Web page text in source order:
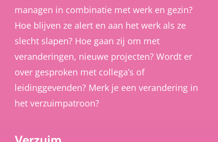
managen in combinatie met werk en gezin?
Hoe blijven ze alert en aan het werk als ze
slecht slapen? Hoe gaan zij om met
veranderingen, nieuwe projecten? Wordt er
over gesproken met collega’s of
leidinggevenden? Merk je een verandering in
het verzuimpatroon?